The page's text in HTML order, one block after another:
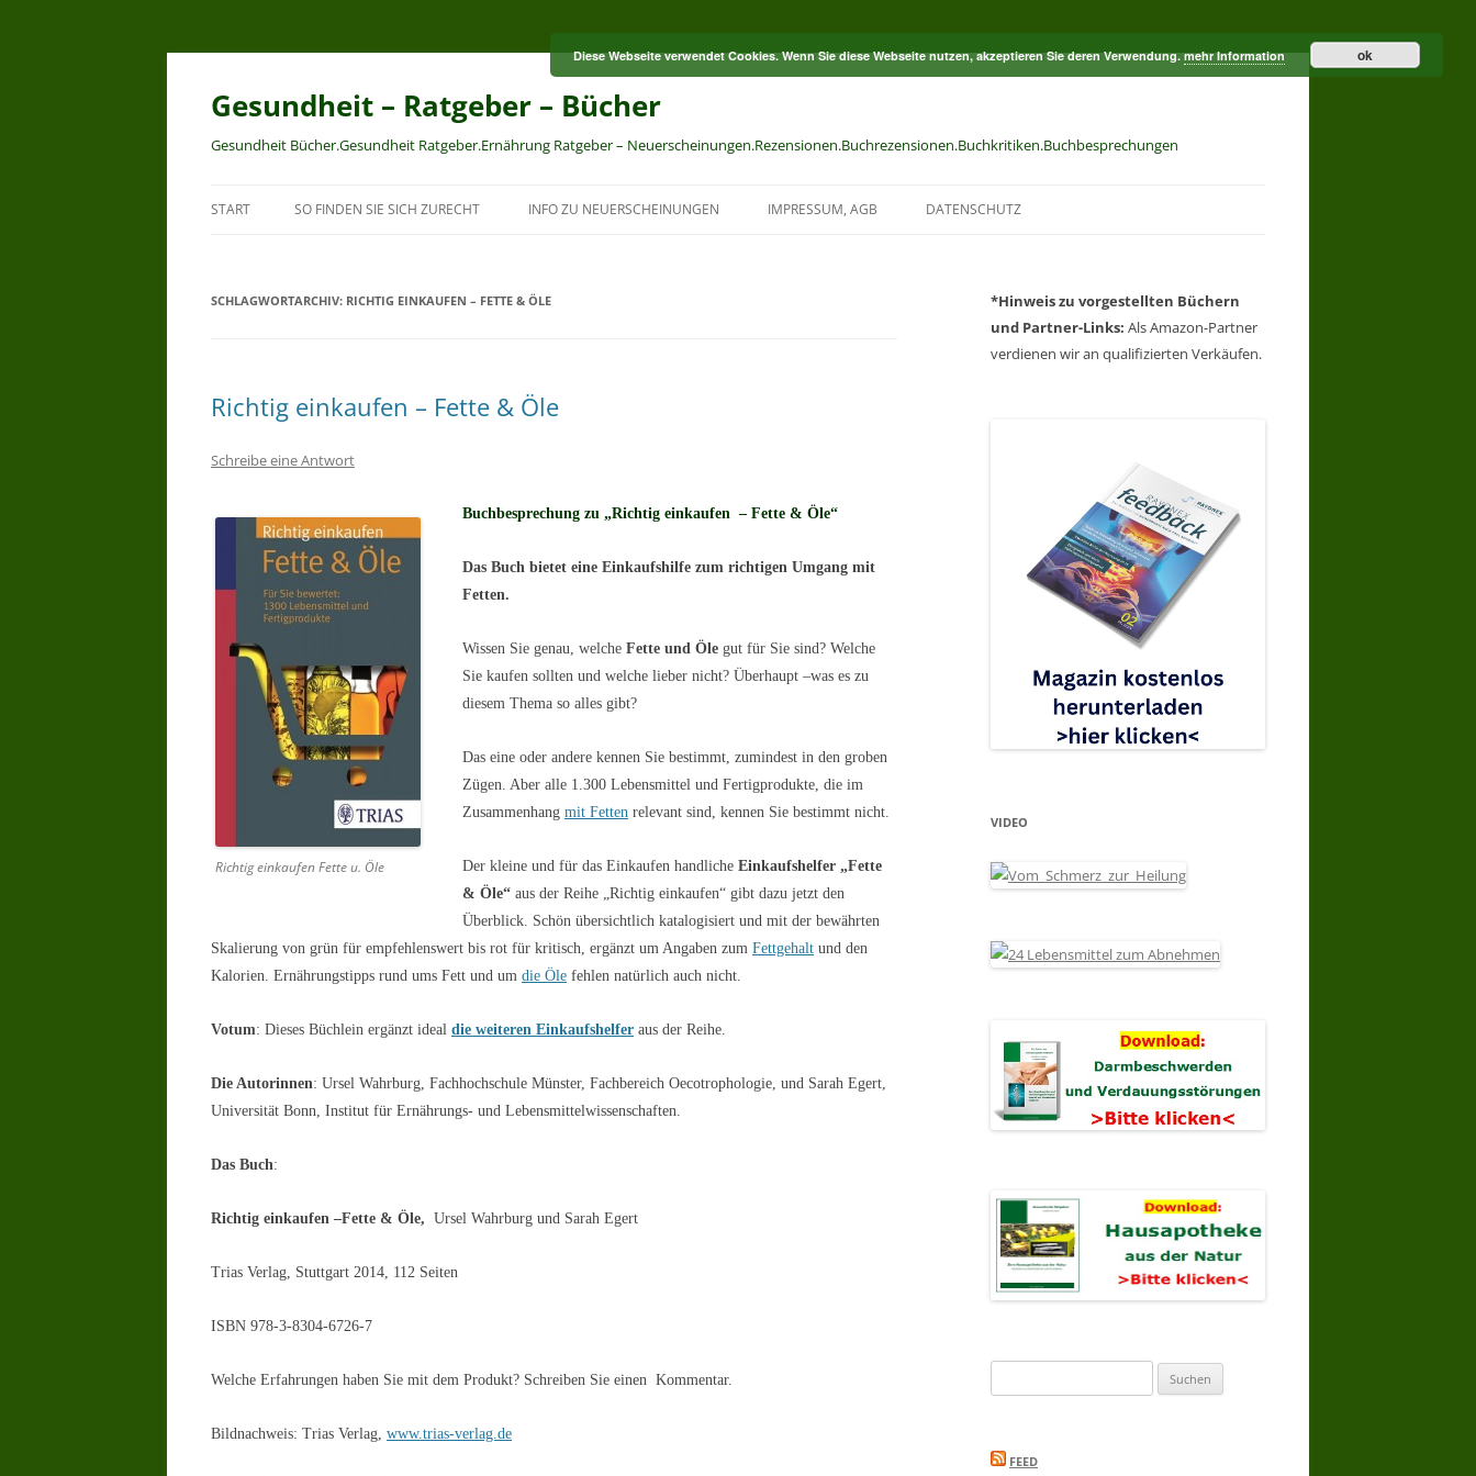
Zum
Gesundheit – Ratgeber – Bücher
Gesundheit Bücher.Gesundheit Ratgeber.Ernährung Ratgeber – Neuerscheinungen.Rezensionen.Buchrezensionen.Buchkritiken.Buchbesprechungen
START SO FINDEN SIE SICH ZURECHT INFO ZU NEUERSCHEINUNGEN IMPRESSUM, AGB DATENSCHUTZ
SCHLAGWORTARCHIV: RICHTIG EINKAUFEN – FETTE & ÖLE
Richtig einkaufen – Fette & Öle
Schreibe eine Antwort
Richtig einkaufen Fette u. Öle
Buchbesprechung zu „Richtig einkaufen – Fette & Öle“
Das Buch bietet eine Einkaufshilfe zum richtigen Umgang mit
Fetten.
Wissen Sie genau, welche Fette und Öle gut für Sie sind? Welche
Sie kaufen sollten und welche lieber nicht? Überhaupt –was es zu
diesem Thema so alles gibt?
Das eine oder andere kennen Sie bestimmt, zumindest in den groben
Zügen. Aber alle 1.300 Lebensmittel und Fertigprodukte, die im
Zusammenhang mit Fetten relevant sind, kennen Sie bestimmt nicht.
Der kleine und für das Einkaufen handliche Einkaufshelfer „Fette
& Öle“ aus der Reihe „Richtig einkaufen“ gibt dazu jetzt den
Überblick. Schön übersichtlich katalogisiert und mit der bewährten
Skalierung von grün für empfehlenswert bis rot für kritisch, ergänzt um Angaben zum Fettgehalt und den
Kalorien. Ernährungstipps rund ums Fett und um die Öle fehlen natürlich auch nicht.
Votum: Dieses Büchlein ergänzt ideal die weiteren Einkaufshelfer aus der Reihe.
Die Autorinnen: Ursel Wahrburg, Fachhochschule Münster, Fachbereich Oecotrophologie, und Sarah Egert,
Universität Bonn, Institut für Ernährungs- und Lebensmittelwissenschaften.
Das Buch:
Richtig einkaufen –Fette & Öle, Ursel Wahrburg und Sarah Egert
Trias Verlag, Stuttgart 2014, 112 Seiten
ISBN 978-3-8304-6726-7
Welche Erfahrungen haben Sie mit dem Produkt? Schreiben Sie einen Kommentar.
Bildnachweis: Trias Verlag, www.trias-verlag.de
*Hinweis zu vorgestellten Büchern
und Partner-Links: Als Amazon-Partner
verdienen wir an qualifizierten Verkäufen.
VIDEO
nach:
FEED
Diese Webseite verwendet Cookies. Wenn Sie diese Webseite nutzen, akzeptieren Sie deren Verwendung.mehr Information ok